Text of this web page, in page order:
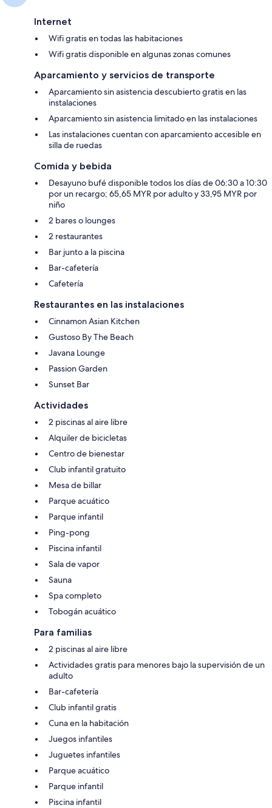
Internet
Wifi gratis en todas las habitaciones
Wifi gratis disponible en algunas zonas comunes
Aparcamiento y servicios de transporte
Aparcamiento sin asistencia descubierto gratis en las
instalaciones
Aparcamiento sin asistencia limitado en las instalaciones
Las instalaciones cuentan con aparcamiento accesible en
silla de ruedas
Comida y bebida
Desayuno bufé disponible todos los días de 06:30 a 10:30
por un recargo; 65,65 MYR por adulto y 33,95 MYR por
niño
2 bares o lounges
2 restaurantes
Bar junto a la piscina
Bar-cafetería
Cafetería
Restaurantes en las instalaciones
Cinnamon Asian Kitchen
Gustoso By The Beach
Javana Lounge
Passion Garden
Sunset Bar
Actividades
2 piscinas al aire libre
Alquiler de bicicletas
Centro de bienestar
Club infantil gratuito
Mesa de billar
Parque acuático
Parque infantil
Ping-pong
Piscina infantil
Sala de vapor
Sauna
Spa completo
Tobogán acuático
Para familias
2 piscinas al aire libre
Actividades gratis para menores bajo la supervisión de un
adulto
Bar-cafetería
Club infantil gratis
Cuna en la habitación
Juegos infantiles
Juguetes infantiles
Parque acuático
Parque infantil
Piscina infantil